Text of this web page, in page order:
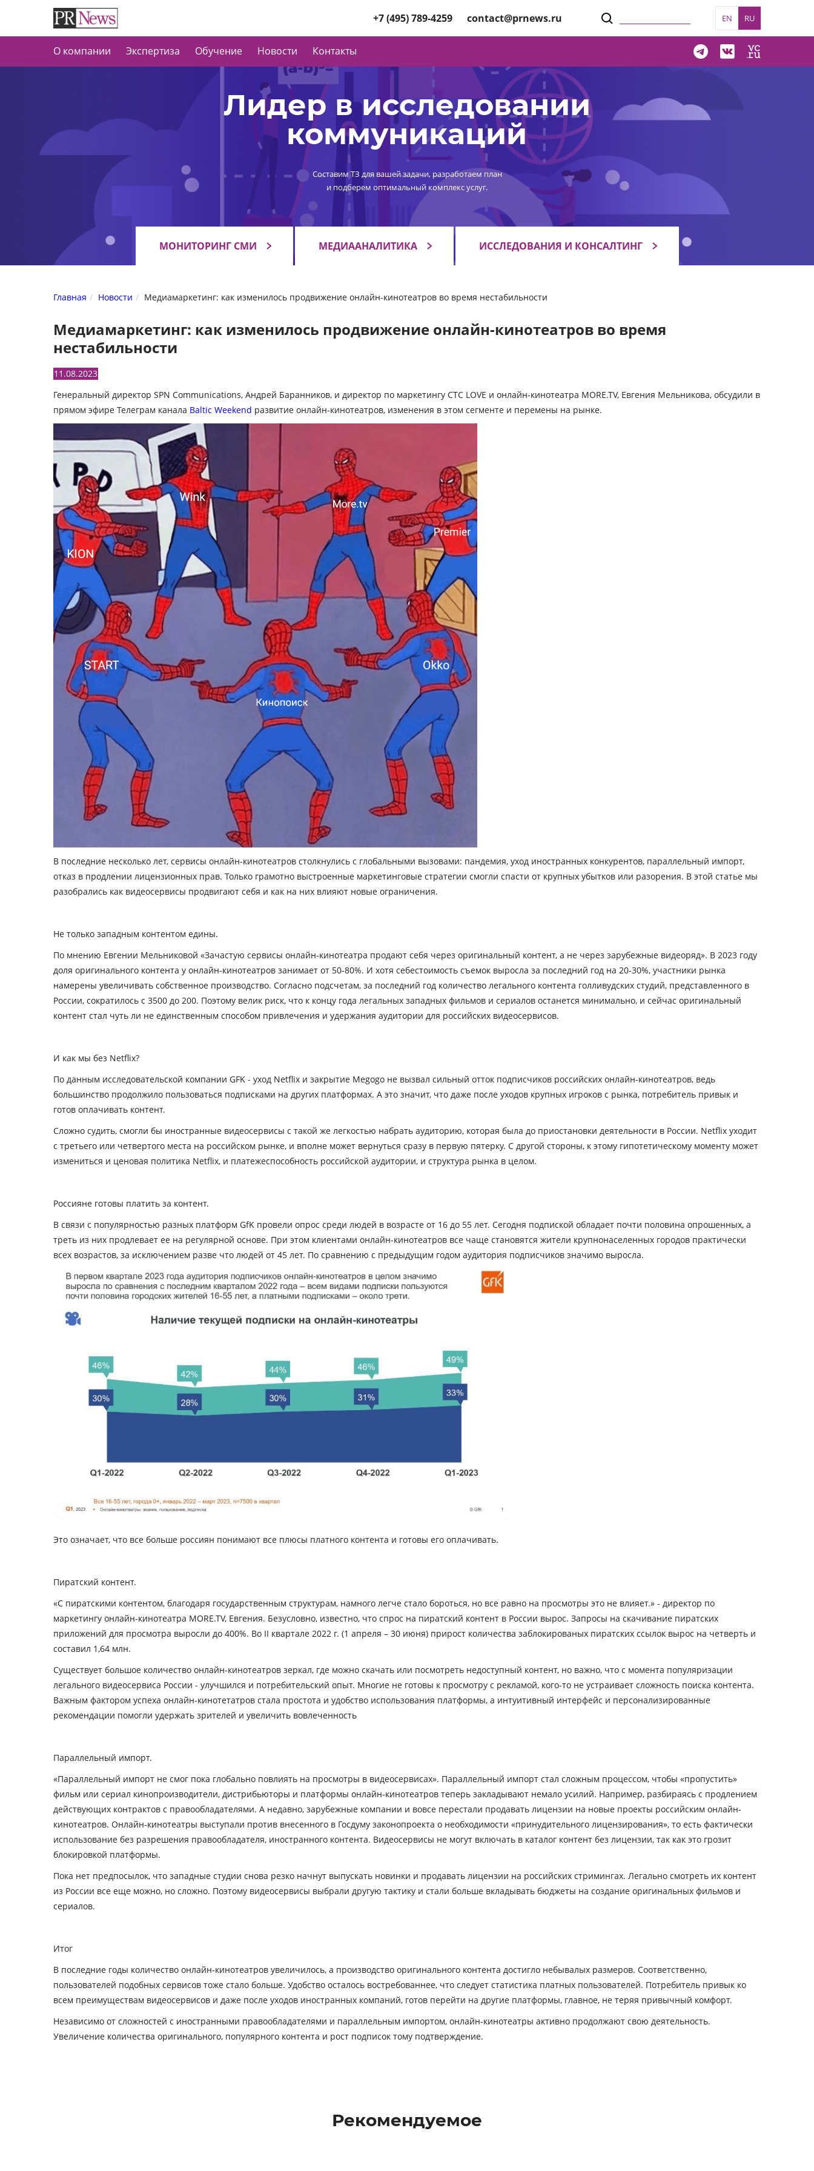
+7 (495) 789-4259 contact@prnews.ru EN RU
О компании Экспертиза Обучение Новости Контакты
Лидер в исследовании
коммуникаций
Составим ТЗ для вашей задачи, разработаем план
и подберем оптимальный комплекс услуг.
МОНИТОРИНГ СМИ МЕДИААНАЛИТИКА ИССЛЕДОВАНИЯ И КОНСАЛТИНГ
Главная Новости Медиамаркетинг: как изменилось продвижение онлайн-кинотеатров во время нестабильности
Медиамаркетинг: как изменилось продвижение онлайн-кинотеатров во время
нестабильности
11.08.2023
Генеральный директор SPN Communications, Андрей Баранников, и директор по маркетингу СТС LOVE и онлайн-кинотеатра MORE.TV, Евгения Мельникова, обсудили в
прямом эфире Телеграм канала Baltic Weekend развитие онлайн-кинотеатров, изменения в этом сегменте и перемены на рынке.
В последние несколько лет, сервисы онлайн-кинотеатров столкнулись с глобальными вызовами: пандемия, уход иностранных конкурентов, параллельный импорт,
отказ в продлении лицензионных прав. Только грамотно выстроенные маркетинговые стратегии смогли спасти от крупных убытков или разорения. В этой статье мы
разобрались как видеосервисы продвигают себя и как на них влияют новые ограничения.
Не только западным контентом едины.
По мнению Евгении Мельниковой «Зачастую сервисы онлайн-кинотеатра продают себя через оригинальный контент, а не через зарубежные видеоряд». В 2023 году
доля оригинального контента у онлайн-кинотеатров занимает от 50-80%. И хотя себестоимость съемок выросла за последний год на 20-30%, участники рынка
намерены увеличивать собственное производство. Согласно подсчетам, за последний год количество легального контента голливудских студий, представленного в
России, сократилось с 3500 до 200. Поэтому велик риск, что к концу года легальных западных фильмов и сериалов останется минимально, и сейчас оригинальный
контент стал чуть ли не единственным способом привлечения и удержания аудитории для российских видеосервисов.
И как мы без Netflix?
По данным исследовательской компании GFK - уход Netflix и закрытие Megogo не вызвал сильный отток подписчиков российских онлайн-кинотеатров, ведь
большинство продолжило пользоваться подписками на других платформах. А это значит, что даже после уходов крупных игроков с рынка, потребитель привык и
готов оплачивать контент.
Сложно судить, смогли бы иностранные видеосервисы с такой же легкостью набрать аудиторию, которая была до приостановки деятельности в России. Netflix уходит
с третьего или четвертого места на российском рынке, и вполне может вернуться сразу в первую пятерку. С другой стороны, к этому гипотетическому моменту может
измениться и ценовая политика Netflix, и платежеспособность российской аудитории, и структура рынка в целом.
Россияне готовы платить за контент.
В связи с популярностью разных платформ GfK провели опрос среди людей в возрасте от 16 до 55 лет. Сегодня подпиской обладает почти половина опрошенных, а
треть из них продлевает ее на регулярной основе. При этом клиентами онлайн-кинотеатров все чаще становятся жители крупнонаселенных городов практически
всех возрастов, за исключением разве что людей от 45 лет. По сравнению с предыдущим годом аудитория подписчиков значимо выросла.
Это означает, что все больше россиян понимают все плюсы платного контента и готовы его оплачивать.
Пиратский контент.
«С пиратскими контентом, благодаря государственным структурам, намного легче стало бороться, но все равно на просмотры это не влияет.» - директор по
маркетингу онлайн-кинотеатра MORE.TV, Евгения. Безусловно, известно, что спрос на пиратский контент в России вырос. Запросы на скачивание пиратских
приложений для просмотра выросли до 400%. Во II квартале 2022 г. (1 апреля – 30 июня) прирост количества заблокированых пиратских ссылок вырос на четверть и
составил 1,64 млн.
Существует большое количество онлайн-кинотеатров зеркал, где можно скачать или посмотреть недоступный контент, но важно, что с момента популяризации
легального видеосервиса России - улучшился и потребительский опыт. Многие не готовы к просмотру с рекламой, кого-то не устраивает сложность поиска контента.
Важным фактором успеха онлайн-кинотетатров стала простота и удобство использования платформы, а интуитивный интерфейс и персонализированные
рекомендации помогли удержать зрителей и увеличить вовлеченность
Параллельный импорт.
«Параллельный импорт не смог пока глобально повлиять на просмотры в видеосервисах». Параллельный импорт стал сложным процессом, чтобы «пропустить»
фильм или сериал кинопроизводители, дистрибьюторы и платформы онлайн-кинотеатров теперь закладывают немало усилий. Например, разбираясь с продлением
действующих контрактов с правообладателями. А недавно, зарубежные компании и вовсе перестали продавать лицензии на новые проекты российским онлайн-
кинотеатров. Онлайн-кинотеатры выступали против внесенного в Госдуму законопроекта о необходимости «принудительного лицензирования», то есть фактически
использование без разрешения правообладателя, иностранного контента. Видеосервисы не могут включать в каталог контент без лицензии, так как это грозит
блокировкой платформы.
Пока нет предпосылок, что западные студии снова резко начнут выпускать новинки и продавать лицензии на российских стримингах. Легально смотреть их контент
из России все еще можно, но сложно. Поэтому видеосервисы выбрали другую тактику и стали больше вкладывать бюджеты на создание оригинальных фильмов и
сериалов.
Итог
В последние годы количество онлайн-кинотеатров увеличилось, а производство оригинального контента достигло небывалых размеров. Соответственно,
пользователей подобных сервисов тоже стало больше. Удобство осталось востребованнее, что следует статистика платных пользователей. Потребитель привык ко
всем преимуществам видеосервисов и даже после уходов иностранных компаний, готов перейти на другие платформы, главное, не теряя привычный комфорт.
Независимо от сложностей с иностранными правообладателями и параллельным импортом, онлайн-кинотеатры активно продолжают свою деятельность.
Увеличение количества оригинального, популярного контента и рост подписок тому подтверждение.
Рекомендуемое